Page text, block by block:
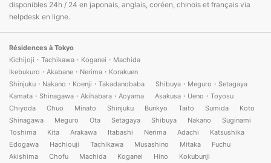
disponibles 24h / 24 en japonais, anglais, coréen, chinois et français via
helpdesk en ligne.
Résidences à Tokyo
Kichijoji・Tachikawa・Koganei・Machida
Ikebukuro・Akabane・Nerima・Korakuen
Shinjuku・Nakano・Koenji・Takadanobaba
Shibuya・Meguro・Setagaya
Kamata・Shinagawa・Akihabara・Aoyama
Asakusa・Ueno・Toyosu
Chiyoda
Chuo Minato Shinjuku Bunkyo Taito Sumida
Koto
Shinagawa
Meguro Ota Setagaya Shibuya Nakano
Suginami
Toshima
Kita Arakawa Itabashi Nerima Adachi
Katsushika
Edogawa
Hachiouji Tachikawa Musashino Mitaka
Fuchu
Akishima
Chofu Machida Koganei Hino
Kokubunji